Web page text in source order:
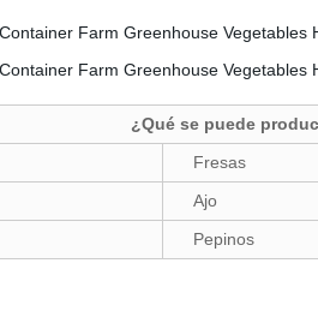
¿Qué se puede
Fresas
Ajo
Pepinos